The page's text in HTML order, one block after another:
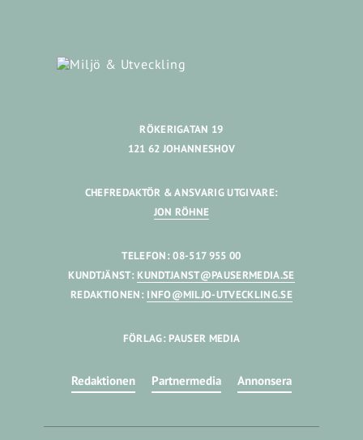
RÖKERIGATAN 19
121 62 JOHANNESHOV
CHEFREDAKTÖR & ANSVARIG UTGIVARE:
JON RÖHNE
TELEFON: 08-517 955 00
KUNDTJÄNST: KUNDTJANST@PAUSERMEDIA.SE
REDAKTIONEN: INFO@MILJO-UTVECKLING.SE
FÖRLAG: PAUSER MEDIA
Redaktionen Partnermedia Annonsera